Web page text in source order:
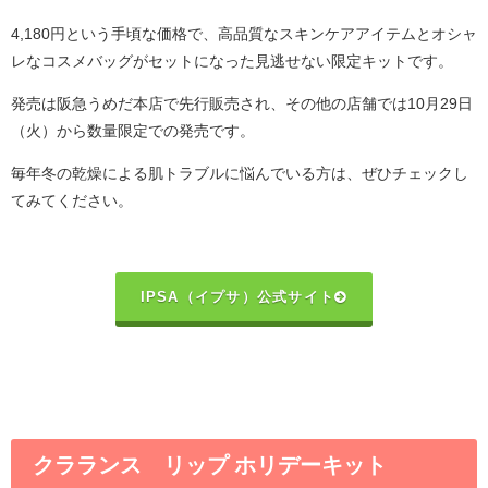
4,180円という手頃な価格で、高品質なスキンケアアイテムとオシャ
レなコスメバッグがセットになった見逃せない限定キットです。
発売は阪急うめだ本店で先行販売され、その他の店舗では10月29日
（火）から数量限定での発売です。
毎年冬の乾燥による肌トラブルに悩んでいる方は、ぜひチェックし
てみてください。
IPSA（イプサ）公式サイト
クラランス リップ ホリデーキット